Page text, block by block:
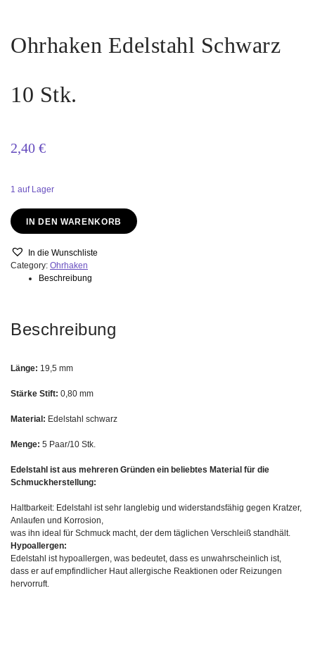
Ohrhaken Edelstahl Schwarz
10 Stk.
2,40 €
1 auf Lager
Ohrhaken
Edelstahl
10
Stk.
quantity
IN DEN WARENKORB
In die Wunschliste
Category: Ohrhaken
Beschreibung
Beschreibung
Länge: 19,5 mm
Stärke Stift: 0,80 mm
Material: Edelstahl schwarz
Menge: 5 Paar/10 Stk.
Edelstahl ist aus mehreren Gründen ein beliebtes Material für die
Schmuckherstellung:
Haltbarkeit: Edelstahl ist sehr langlebig und widerstandsfähig gegen Kratzer,
Anlaufen und Korrosion,
was ihn ideal für Schmuck macht, der dem täglichen Verschleiß standhält.
Hypoallergen:
Edelstahl ist hypoallergen, was bedeutet, dass es unwahrscheinlich ist,
dass er auf empfindlicher Haut allergische Reaktionen oder Reizungen
hervorruft.